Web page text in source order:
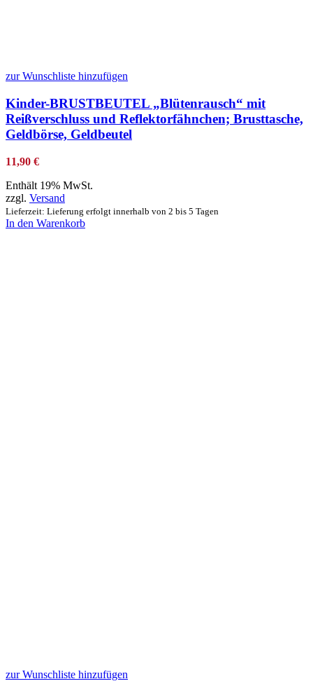
zur Wunschliste hinzufügen
Kinder-BRUSTBEUTEL „Blütenrausch“ mit
Reißverschluss und Reflektorfähnchen; Brusttasche,
Geldbörse, Geldbeutel
11,90 €
Enthält 19% MwSt.
zzgl. Versand
Lieferzeit: Lieferung erfolgt innerhalb von 2 bis 5 Tagen
In den Warenkorb
zur Wunschliste hinzufügen